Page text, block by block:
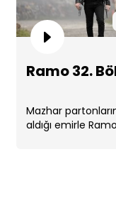
Ramo 32.
Mazhar
aldığı emirle